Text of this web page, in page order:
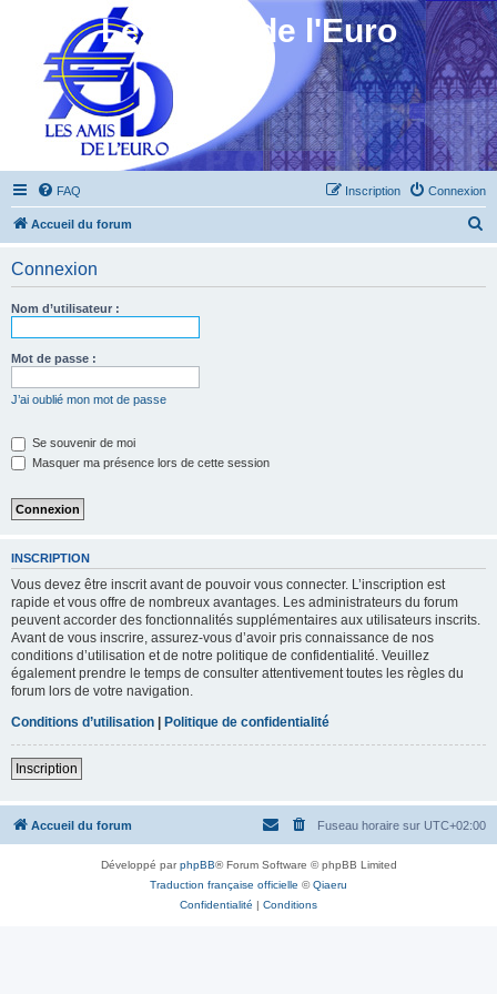
Les Amis de l'Euro
FAQ Connexion
Inscription
Accueil du forum
Connexion
Nom d’utilisateur :
Mot de passe :
J’ai oublié mon mot de passe
Se souvenir de moi
Masquer ma présence lors de cette session
INSCRIPTION
Vous devez être inscrit avant de pouvoir vous connecter. L’inscription est
rapide et vous offre de nombreux avantages. Les administrateurs du forum
peuvent accorder des fonctionnalités supplémentaires aux utilisateurs inscrits.
Avant de vous inscrire, assurez-vous d’avoir pris connaissance de nos
conditions d’utilisation et de notre politique de confidentialité. Veuillez
également prendre le temps de consulter attentivement toutes les règles du
forum lors de votre navigation.
Conditions d’utilisation | Politique de confidentialité
Inscription
Accueil du forum Fuseau horaire sur UTC+02:00
Développé parphpBB® Forum Software © phpBB Limited
Traduction française officielle ©Qiaeru
Confidentialité | Conditions